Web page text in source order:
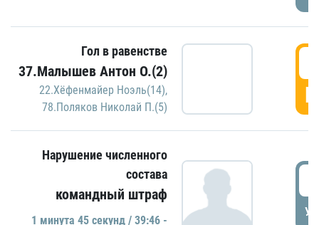
Гол в равенстве
37.Малышев Антон О.(2)
22.Хёфенмайер Ноэль(14),
78.Поляков Николай П.(5)
Нарушение численного
состава
командный штраф
1 минутa 45 секунд / 39:46 -